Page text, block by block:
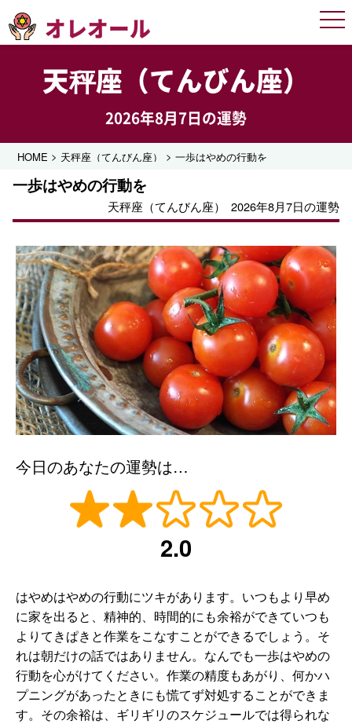
オレオール
天秤座（てんびん座）
2026年8月7日の運勢
HOME > 天秤座（てんびん座） >一歩はやめの行動を
一歩はやめの行動を
天秤座（てんびん座） 2026年8月7日の運勢
今日のあなたの運勢は…
2.0
はやめはやめの行動にツキがあります。いつもより早め
に家を出ると、精神的、時間的にも余裕ができていつも
よりてきぱきと作業をこなすことができるでしょう。そ
れは朝だけの話ではありません。なんでも一歩はやめの
行動を心がけてください。作業の精度もあがり、何かハ
プニングがあったときにも慌てず対処することができま
す。その余裕は、ギリギリのスケジュールでは得られな